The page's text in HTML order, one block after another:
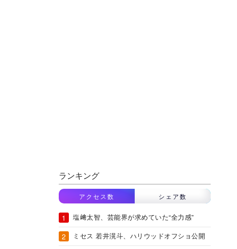
ランキング
アクセス数 シェア数
塩﨑太智、芸能界が求めていた“全力感”
ミセス 若井滉斗、ハリウッドオフショ公開